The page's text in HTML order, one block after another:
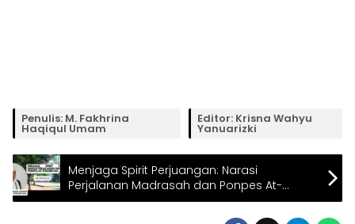
Penulis: M. Fakhrina
Haqiqul Umam
Editor: Krisna Wahyu
Yanuarizki
Menjaga Spirit Perjuangan: Narasi
Perjalanan Madrasah dan Ponpes At-
thohiriyah, Pinggirsari, Ngantru,